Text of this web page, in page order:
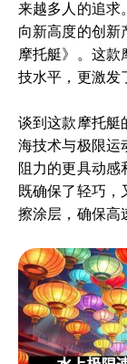
来越多人的追求
向新高度的创
摩托艇》。这款
技水平，更激发
谈到这款摩托艇
海技术与极限运
阻力的更具动感
既确保了轻巧，
擦涂层，确保高